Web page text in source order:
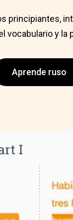
principiantes,
vocabulario y la
Aprende ruso